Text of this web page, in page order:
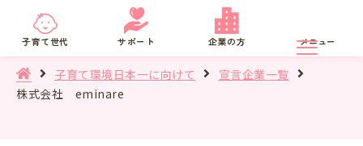
京都府
子育て世代 サポート 企業の方 メニュー
子育て環境日本一に向けて
宣言企業一覧
株式会社 eminare